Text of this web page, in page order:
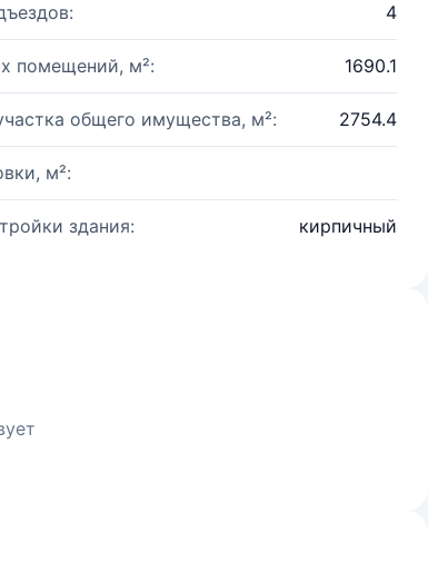
4
помещений, м²: 1690.1
общего имущества, м²: 2754.4
м²:
здания: кирпичный